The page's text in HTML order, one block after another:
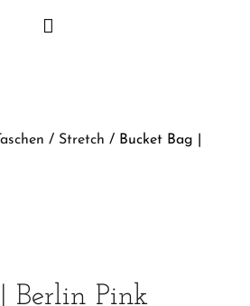
Taschen / Stretch / Bucket Bag |
Berlin Pink